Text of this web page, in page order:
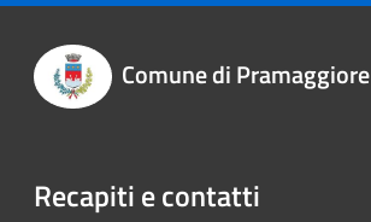
Comune di Pramaggiore
Recapiti e contatti